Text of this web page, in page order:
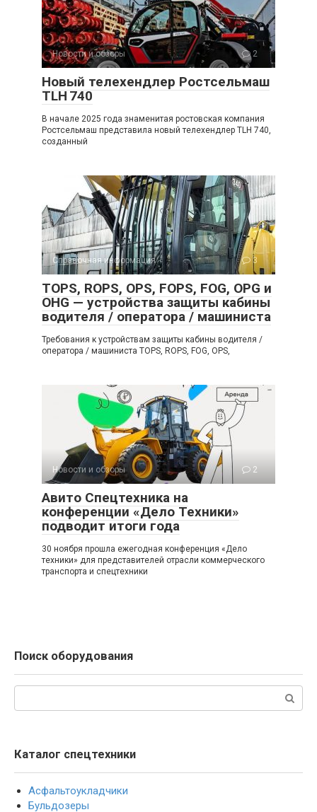
Новости и обзоры 2
Новый телехендлер Ростсельмаш
TLH 740
В начале 2025 года знаменитая ростовская компания
Ростсельмаш представила новый телехендлер TLH 740,
созданный
Справочная информация 3
TOPS, ROPS, OPS, FOPS, FOG, OPG и
OHG — устройства защиты кабины
водителя / оператора / машиниста
Требования к устройствам защиты кабины водителя /
оператора / машиниста TOPS, ROPS, FOG, OPS,
Новости и обзоры 2
Авито Спецтехника на
конференции «Дело Техники»
подводит итоги года
30 ноября прошла ежегодная конференция «Дело
техники» для представителей отрасли коммерческого
транспорта и спецтехники
Поиск оборудования
Каталог спецтехники
Асфальтоукладчики
Бульдозеры